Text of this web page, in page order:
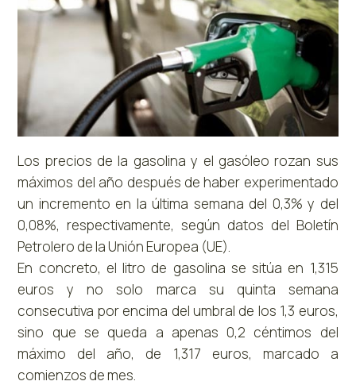
Los precios de la gasolina y el gasóleo rozan sus
máximos del año después de haber experimentado
un incremento en la última semana del 0,3% y del
0,08%, respectivamente, según datos del Boletín
Petrolero de la Unión Europea (UE).
En concreto, el litro de gasolina se sitúa en 1,315
euros y no solo marca su quinta semana
consecutiva por encima del umbral de los 1,3 euros,
sino que se queda a apenas 0,2 céntimos del
máximo del año, de 1,317 euros, marcado a
comienzos de mes.